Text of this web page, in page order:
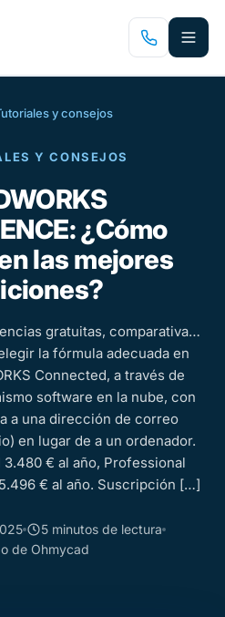
y consejos
Y CONSEJOS
¿Cómo
las mejores
gratuitas, comparativa…
la fórmula adecuada en
Connected, a través de
software en la nube, con
a una dirección de correo
en lugar de a un ordenador.
€ al año, Professional
€ al año. Suscripción […]
5 minutos de lectura
de Ohmycad